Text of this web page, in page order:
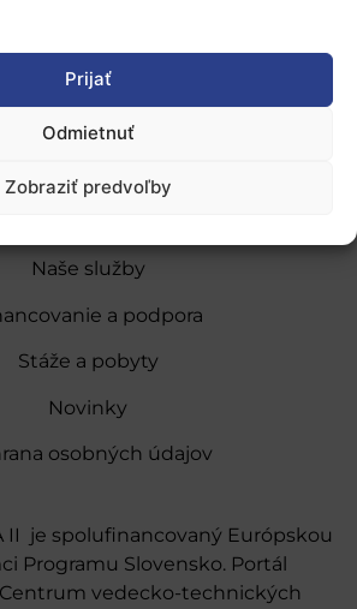
Prijať
Odmietnuť
Zobraziť predvoľby
Naše služby
a podpora
Stáže a pobyty
Novinky
osobných údajov
II je spolufinancovaný Európskou
Programu Slovensko. Portál
vedecko-technických